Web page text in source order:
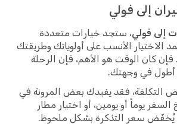
إلى فولي
إلى فولي، ستجد خيارات متعددة
الاختيار الأنسب على أولوياتك وطريقتك
كان الوقت هو الأهم، فإن الرحلة
أطول في وجهتك.
التكلفة، فقد يفيدك بعض المرونة في
السفر يوماً أو يومين، أو اختيار مطار
يُخفّض سعر التذكرة بشكل ملحوظ.